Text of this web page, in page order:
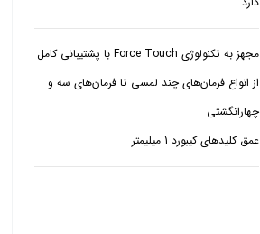
مجهز به تکنولوژی Force Touch با پشتیبانی کامل
از انواع فرمان‌های چند لمسی تا فرمان‌های سه و
عمق کلیدهای کیبورد 1 میلیمتر